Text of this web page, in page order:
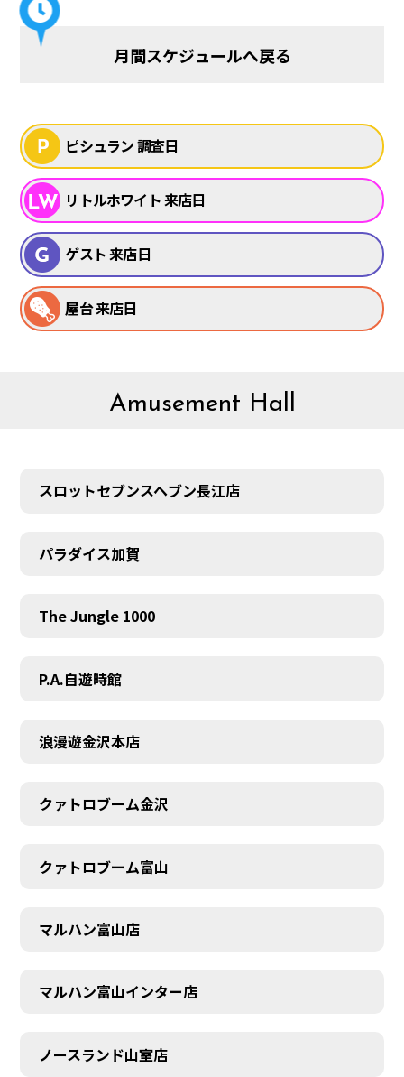
月間スケジュールへ戻る
ピシュラン 調査日
リトルホワイト 来店日
ゲスト 来店日
屋台 来店日
Amusement Hall
スロットセブンスヘブン長江店
パラダイス加賀
The Jungle 1000
P.A.自遊時館
浪漫遊金沢本店
クァトロブーム金沢
クァトロブーム富山
マルハン富山店
マルハン富山インター店
ノースランド山室店